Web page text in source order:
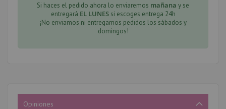
Si haces el pedido ahora lo enviaremos mañana y se
entregará EL LUNESsi escoges entrega 24h
¡No enviamos ni entregamos pedidos los sábados y
domingos!
Opiniones